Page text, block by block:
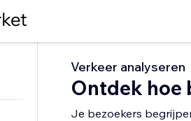
Verkeer analyseren
Ontdek hoe
Je bezoekers